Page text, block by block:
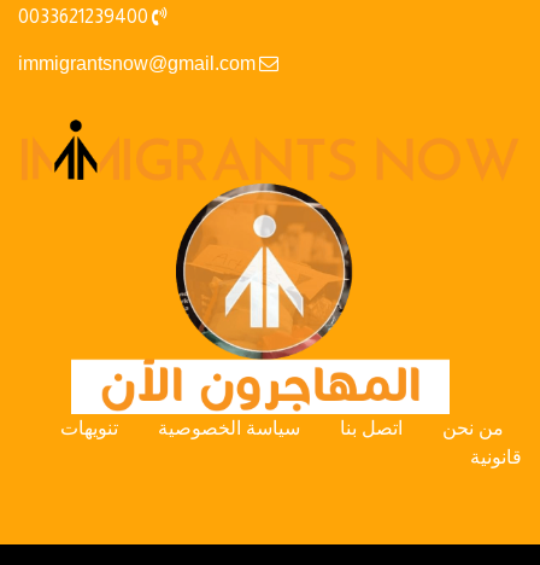
immigrantsnow@gmail.com
من نحن اتصل بنا سياسة الخصوصية
تنويهات
قانونية